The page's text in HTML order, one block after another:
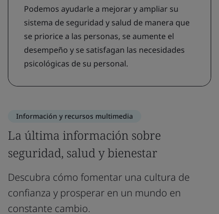
Podemos ayudarle a mejorar y ampliar su
sistema de seguridad y salud de manera que
se priorice a las personas, se aumente el
desempeño y se satisfagan las necesidades
psicológicas de su personal.
Información y recursos multimedia
La última información sobre
seguridad, salud y bienestar
Descubra cómo fomentar una cultura de
confianza y prosperar en un mundo en
constante cambio.